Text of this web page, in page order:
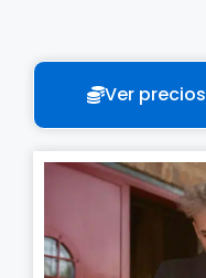
Ver precios